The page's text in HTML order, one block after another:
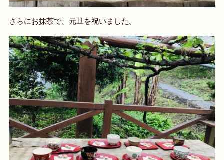
さらにお抹茶で、元旦を祝いました。